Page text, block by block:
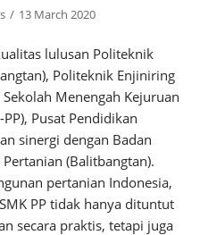
13 March 2020
lulusan Politeknik
Politeknik Enjiniring
Menengah Kejuruan
Pusat Pendidikan
sinergi dengan Badan
(Balitbangtan).
pertanian Indonesia,
PP tidak hanya dituntut
secara praktis, tetapi juga